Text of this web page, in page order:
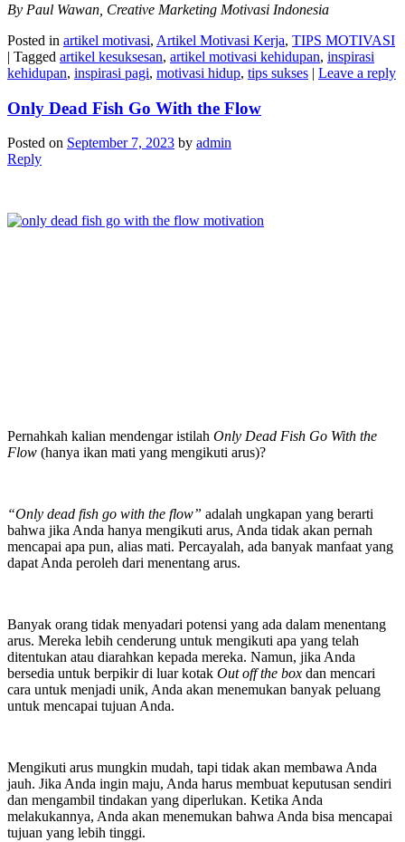
By Paul Wawan, Creative Marketing Motivasi Indonesia
Posted in artikel motivasi, Artikel Motivasi Kerja, TIPS MOTIVASI
| Tagged artikel kesuksesan, artikel motivasi kehidupan, inspirasi
kehidupan, inspirasi pagi, motivasi hidup, tips sukses | Leave a reply
Only Dead Fish Go With the Flow
Posted on September 7, 2023 by admin
Reply
Pernahkah kalian mendengar istilah Only Dead Fish Go With the
Flow (hanya ikan mati yang mengikuti arus)?
“Only dead fish go with the flow” adalah ungkapan yang berarti
bahwa jika Anda hanya mengikuti arus, Anda tidak akan pernah
mencapai apa pun, alias mati. Percayalah, ada banyak manfaat yang
dapat Anda peroleh dari menentang arus.
Banyak orang tidak menyadari potensi yang ada dalam menentang
arus. Mereka lebih cenderung untuk mengikuti apa yang telah
ditentukan atau diarahkan kepada mereka. Namun, jika Anda
bersedia untuk berpikir di luar kotak Out off the box dan mencari
cara untuk menjadi unik, Anda akan menemukan banyak peluang
untuk mencapai tujuan Anda.
Mengikuti arus mungkin mudah, tapi tidak akan membawa Anda
jauh. Jika Anda ingin maju, Anda harus membuat keputusan sendiri
dan mengambil tindakan yang diperlukan. Ketika Anda
melakukannya, Anda akan menemukan bahwa Anda bisa mencapai
tujuan yang lebih tinggi.